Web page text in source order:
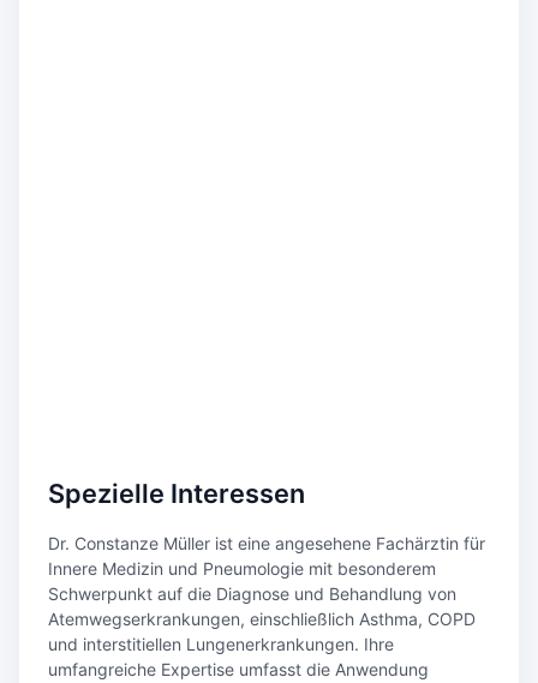
Spezielle Interessen
Dr. Constanze Müller ist eine angesehene Fachärztin für
Innere Medizin und Pneumologie mit besonderem
Schwerpunkt auf die Diagnose und Behandlung von
Atemwegserkrankungen, einschließlich Asthma, COPD
und interstitiellen Lungenerkrankungen. Ihre
umfangreiche Expertise umfasst die Anwendung